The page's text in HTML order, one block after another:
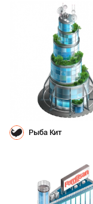
Рыба Кит